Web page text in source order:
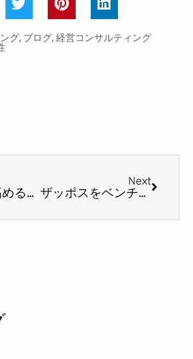
グ, ブログ, 経営コンサルティング
「集客力を高める！」ために
Next
ザッポスをベンチーマーキングして「企業文化を高めろ！」